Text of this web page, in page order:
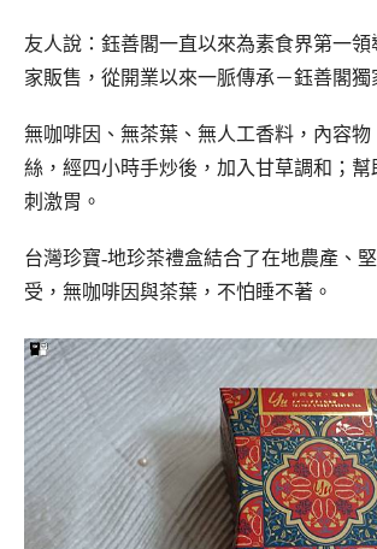
友人說：鈺善閣一直以來為素食界第一領
家販售，從開業以來一脈傳承－鈺善閣獨
無咖啡因、無茶葉、無人工香料，內容物
絲，經四小時手炒後，加入甘草調和；
刺激胃。
台灣珍寶-地珍茶禮盒結合了在地農產、
受，無咖啡因與茶葉，不怕睡不著。